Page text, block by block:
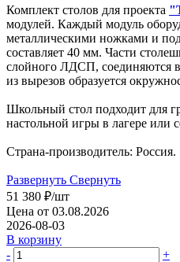
Комплект столов для проекта
модулей. Каждый модуль
металлическими ножками и
составляет 40 мм. Части
слойного ЛДСП, соединяются
из вырезов образуется
Школьный стол подходит для
настольной игры в лагере или
Страна-производитель: Россия.
Развернуть Свернуть
51 380 ₽/шт
Цена от 03.08.2026
2026-08-03
В корзину
-
+